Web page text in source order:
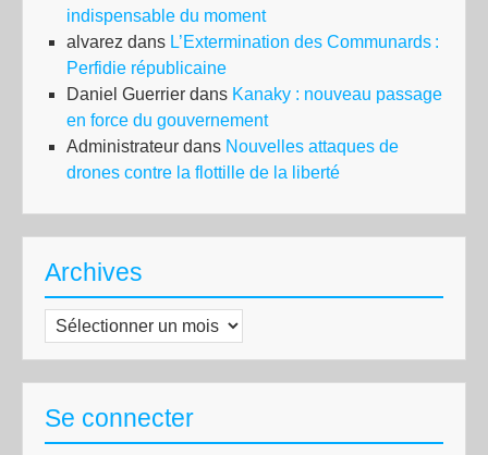
indispensable du moment
alvarez dans L’Extermination des Communards :
Perfidie républicaine
Daniel Guerrier dans Kanaky : nouveau passage
en force du gouvernement
Administrateur dans Nouvelles attaques de
drones contre la flottille de la liberté
Archives
Archives
Se connecter